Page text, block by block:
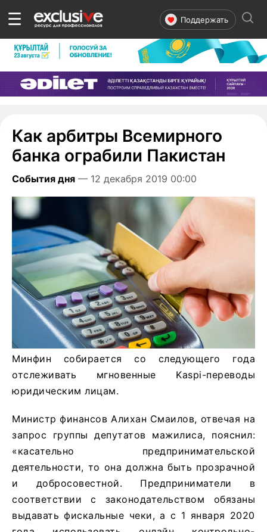
☰ Поддержать
Как арбитры Всемирного
банка ограбили Пакистан
События дня — 12 декабря 2019 00:00
Минфин собирается со следующего года
отслеживать мгновенные Kaspi-переводы
юридическим лицам.
Министр финансов Алихан Смаилов, отвечая на
запрос группы депутатов мажилиса, пояснил:
«касательно предпринимательской
деятельности, то она должна быть прозрачной
и добросовестной. Предприниматели в
соответствии с законодательством обязаны
выдавать фискальные чеки, а с 1 января 2020